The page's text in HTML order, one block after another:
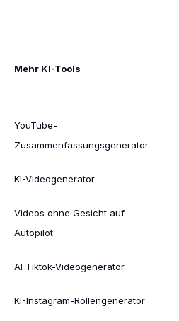
Mehr KI-Tools
YouTube-
Zusammenfassungsgenerator
KI-Videogenerator
Videos ohne Gesicht auf
Autopilot
AI Tiktok-Videogenerator
KI-Instagram-Rollengenerator